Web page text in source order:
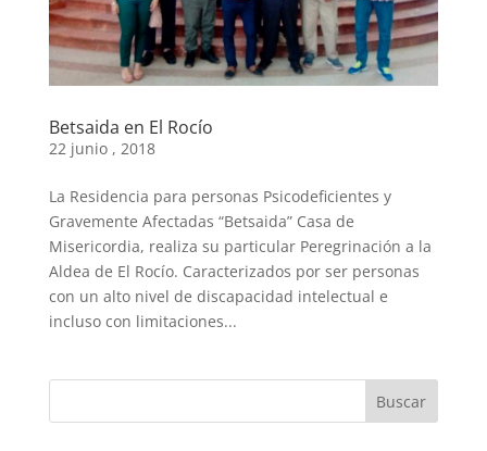
Betsaida en El Rocío
22 junio , 2018
La Residencia para personas Psicodeficientes y
Gravemente Afectadas “Betsaida” Casa de
Misericordia, realiza su particular Peregrinación a la
Aldea de El Rocío. Caracterizados por ser personas
con un alto nivel de discapacidad intelectual e
incluso con limitaciones...